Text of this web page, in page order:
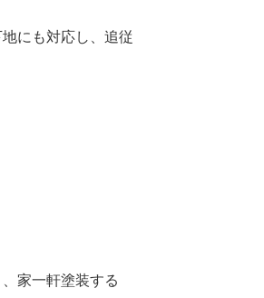
にも対応し、追従
家一軒塗装する